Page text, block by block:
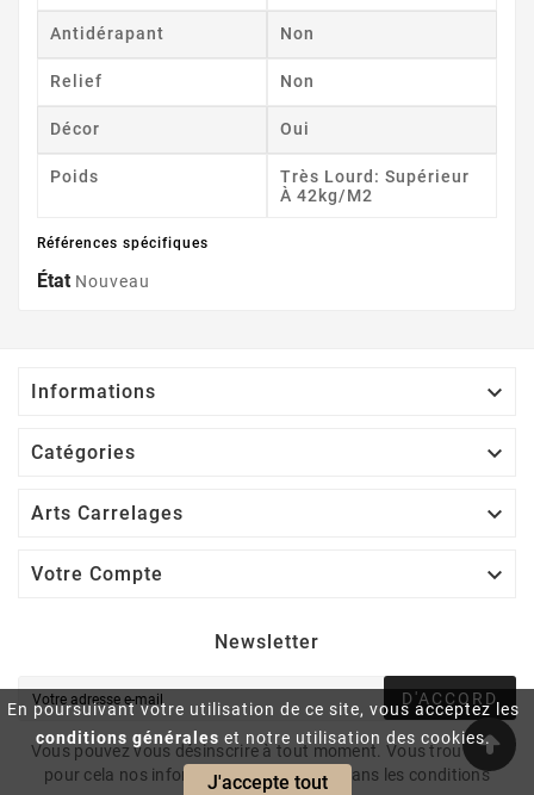
En poursuivant votre utilisation de ce site, vous acceptez les
conditions générales et notre utilisation des cookies.
J'accepte tout
Antidérapant Non
Relief Non
Décor Oui
Poids
Très Lourd: Supérieur
À 42kg/m2
Références spécifiques
État Nouveau
Informations 
Catégories 
Arts Carrelages 
Votre Compte 
Newsletter
D'ACCORD
Vous pouvez vous désinscrire à tout moment. Vous trouverez
pour cela nos informations de contact dans les conditions